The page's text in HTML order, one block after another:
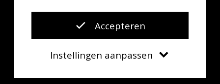
Accepteren
Instellingen aanpassen
Agenda Contact Zoeken Menu
Website doorThe Cre8ion.Lab